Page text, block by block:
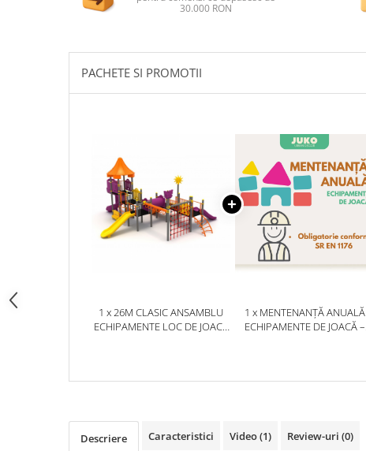
Ghivece de exterior
Stalpi stradali
Stalpi camere video
Stalpi / bolarzi de delimitare
Tomberoane si Pubele de Gunoi
Magazie pubele / tomberoane
Mobilier urban DIZABILITATI
30.000 RON
PACHETE SI PROMOTII
1 x 26M CLASIC ANSAMBLU
ECHIPAMENTE LOC DE JOACA
CATARATOARE
1 x MENTENANȚĂ ANUALĂ
ECHIPAMENTE DE JOACĂ –
Descriere Caracteristici Video(1) Review-uri (0)